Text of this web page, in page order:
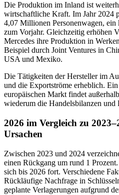
Die Produktion im Inland ist
wirtschaftliche Kraft. Im Jahr 2024
4,07 Millionen Personenwagen,
zum Vorjahr. Gleichzeitig erhöhen
Mercedes ihre Produktion in
Beispiel durch Joint Ventures in
USA und Mexiko.
Die Tätigkeiten der Hersteller im
und die Exportströme erheblich.
europäischen Markt findet
wiederum die Handelsbilanzen und
2026 im Vergleich zu
Ursachen
Zwischen 2023 und 2024
einen Rückgang um rund 1
sich bis 2026 fort. Verschiedene
Rückläufige Nachfrage in
geplante Verlagerungen aufgrund